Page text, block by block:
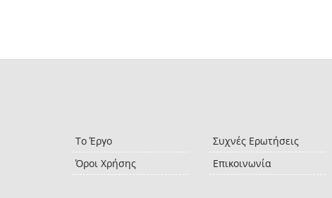
Το Έργο
Όροι Χρήσης
Συχνές Ερωτήσεις
Επικοινωνία